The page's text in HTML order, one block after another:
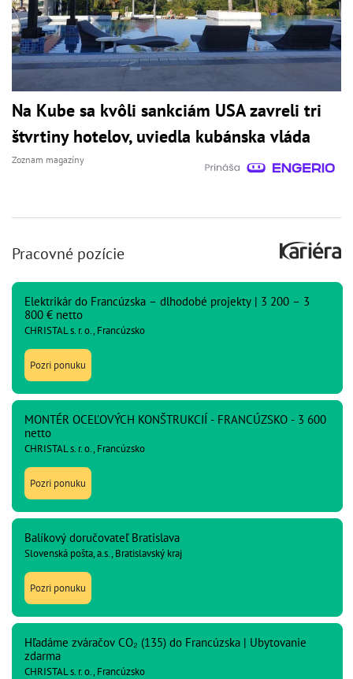
Na Kube sa kvôli sankciám USA zavreli tri
štvrtiny hotelov, uviedla kubánska vláda
Zoznam magazíny
Pracovné pozície
Elektrikár do Francúzska – dlhodobé projekty | 3 200 – 3
800 € netto
CHRISTAL s. r. o., Francúzsko
Pozri ponuku
MONTÉR OCEĽOVÝCH KONŠTRUKCIÍ - FRANCÚZSKO - 3 600
netto
CHRISTAL s. r. o., Francúzsko
Pozri ponuku
Balíkový doručovateľ Bratislava
Slovenská pošta, a.s., Bratislavský kraj
Pozri ponuku
Hľadáme zváračov CO₂ (135) do Francúzska | Ubytovanie
zdarma
CHRISTAL s. r. o., Francúzsko